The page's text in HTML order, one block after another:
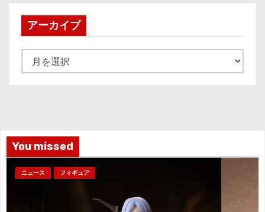
アーカイブ
ー
You missed
ニュース フィギュア